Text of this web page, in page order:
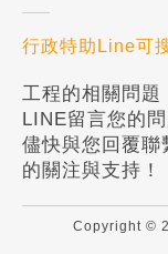
行政特助Line可
工程的相關問題
LINE留言您的
儘快與您回覆聯
的關注與支持！
Copyright ©